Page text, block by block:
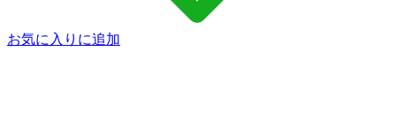
お気に入りに追加